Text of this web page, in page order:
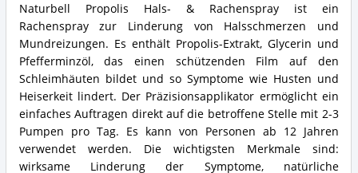
Naturbell
Propolis
Hals-
&
Rachenspray
Zusammenfassung:
Was
bietet
dieses
Halsspray?
Naturbell Propolis Hals- & Rachenspray ist ein
Rachenspray zur Linderung von Halsschmerzen und
Mundreizungen. Es enthält Propolis-Extrakt, Glycerin und
Pfefferminzöl, das einen schützenden Film auf den
Schleimhäuten bildet und so Symptome wie Husten und
Heiserkeit lindert. Der Präzisionsapplikator ermöglicht ein
einfaches Auftragen direkt auf die betroffene Stelle mit 2-3
Pumpen pro Tag. Es kann von Personen ab 12 Jahren
verwendet werden. Die wichtigsten Merkmale sind:
wirksame Linderung der Symptome, natürliche
Rachenspray
Vorteile:
Was
spricht
für
dieses
Halsspray?